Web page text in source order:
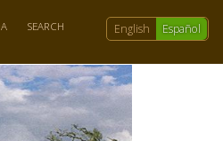
SEARCH English Español